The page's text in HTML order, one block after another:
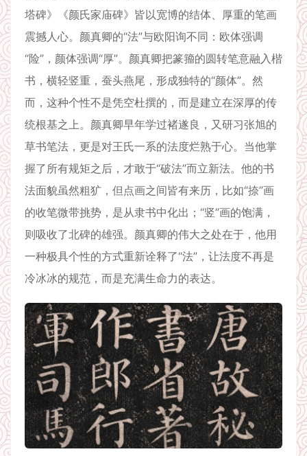
塔碑》《颜氏家庙碑》皆以宽博的结体、厚重的笔画
震撼人心。颜真卿的“法”与欧阳询不同：欧体强调
“险”，颜体强调“厚”。颜真卿把篆籀的圆转笔意融入楷
书，横轻竖重，蚕头燕尾，形成独特的“颜体”。然
而，这种个性不是凭空杜撰的，而是建立在深厚的传
统根基之上。颜真卿早年学过褚遂良，又研习张旭的
草书笔法，更是对王氏一系的法度烂熟于心。当他掌
握了所有规矩之后，才敢于“破法”而立新法。他的书
法面貌虽然粗犷，但点画之间皆有来历，比如“捺”画
的收笔微带挑势，是从隶书中化出；“竖”画的饱满，
则吸收了北碑的雄强。颜真卿的伟大之处在于，他用
一种极具个性的方式重新诠释了“法”，让法度不再是
冷冰冰的规范，而是充满生命力的表达。